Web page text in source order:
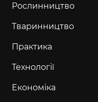
Рослинництво
Тваринництво
Практика
Технології
Економіка